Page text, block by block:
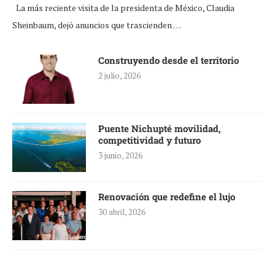
La más reciente visita de la presidenta de México, Claudia
Sheinbaum, dejó anuncios que trascienden …
Construyendo desde el territorio
2 julio, 2026
Puente Nichupté movilidad,
competitividad y futuro
3 junio, 2026
Renovación que redefine el lujo
30 abril, 2026